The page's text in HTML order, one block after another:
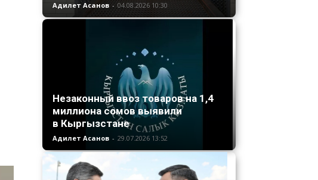
Адилет Асанов - 04.08.2026 10:30
Незаконный ввоз товаров на 1,4
миллиона сомов выявили
в Кыргызстане
Адилет Асанов - 29.07.2026 13:52